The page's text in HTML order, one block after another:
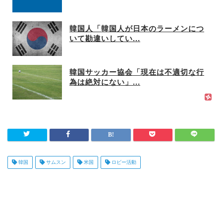
韓国人「韓国人が日本のラーメンにつ
いて勘違いしてい...
韓国サッカー協会「現在は不適切な行
為は絶対にない」...
韓国 サムスン 米国 ロビー活動